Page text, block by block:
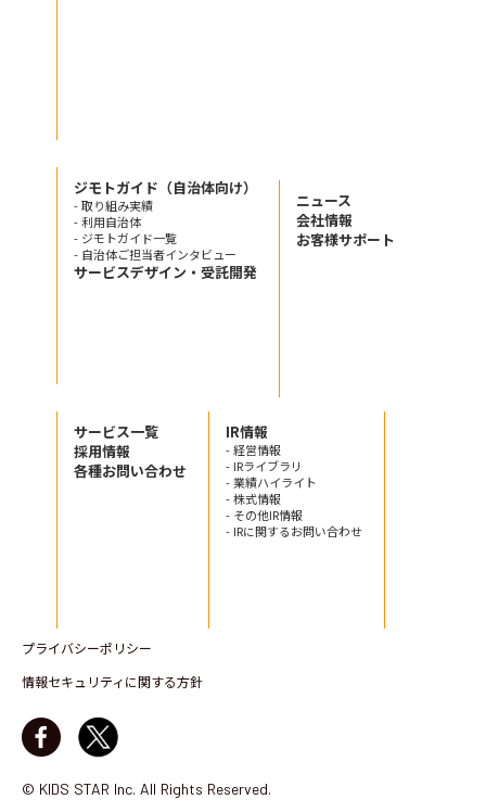
ジモトガイド（自治体向け）
- 取り組み実績
- 利用自治体
- ジモトガイド一覧
- 自治体ご担当者インタビュー
サービスデザイン・受託開発
ニュース
会社情報
お客様サポート
サービス一覧
採用情報
各種お問い合わせ
IR情報
- 経営情報
- IRライブラリ
- 業績ハイライト
- 株式情報
- その他IR情報
- IRに関するお問い合わせ
プライバシーポリシー
情報セキュリティに関する方針
© KIDS STAR Inc. All Rights Reserved.